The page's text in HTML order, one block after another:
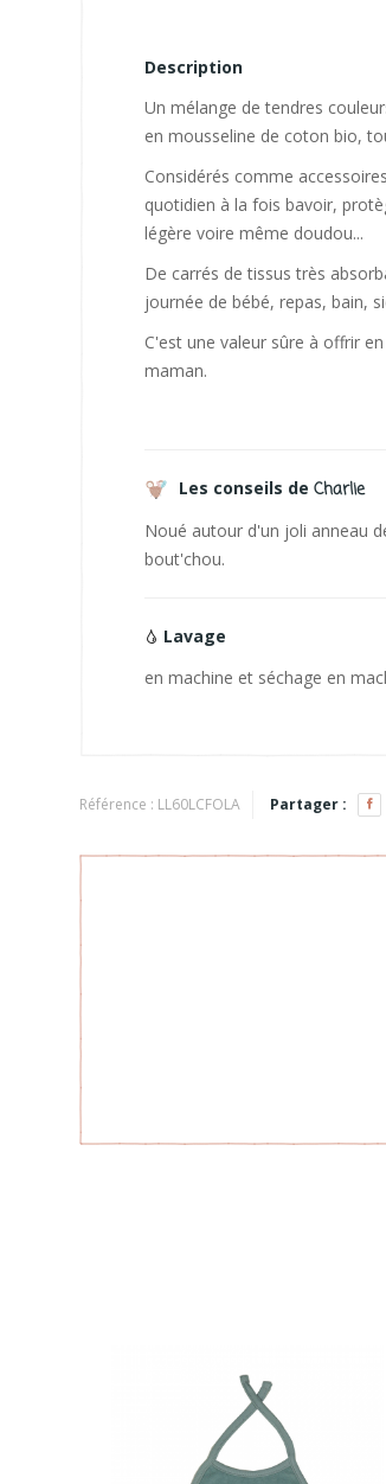
Description
Un mélange de tendres
en mousseline de coton bio,
Considérés comme
quotidien à la fois bavoir,
légère voire même doudou...
De carrés de tissus très
journée de bébé, repas, bain,
C'est une valeur sûre à offrir
maman.
Les conseils de Charlie
Noué autour d'un joli anneau
bout'chou.
Lavage
en machine et séchage en
Référence : LL60LCFOLA Partager :